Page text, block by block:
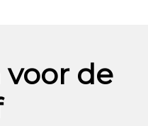
voor de